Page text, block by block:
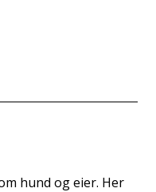
hund og eier. Her